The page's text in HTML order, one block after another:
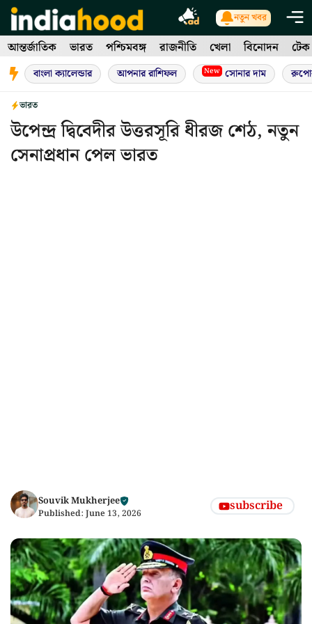
Skip
to
content
নতুন খবর
আন্তর্জাতিক ভারত পশ্চিমবঙ্গ রাজনীতি খেলা বিনোদন টেক
বাংলা ক্যালেন্ডার আপনার রাশিফল New সোনার দাম
ভারত
উপেন্দ্র দ্বিবেদীর উত্তরসূরি ধীরজ শেঠ, নতুন
সেনাপ্রধান পেল ভারত
Souvik Mukherjee
Published: June 13, 2026 subscribe